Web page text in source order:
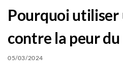
Pourquoi utiliser
contre la peur du
05/03/2024